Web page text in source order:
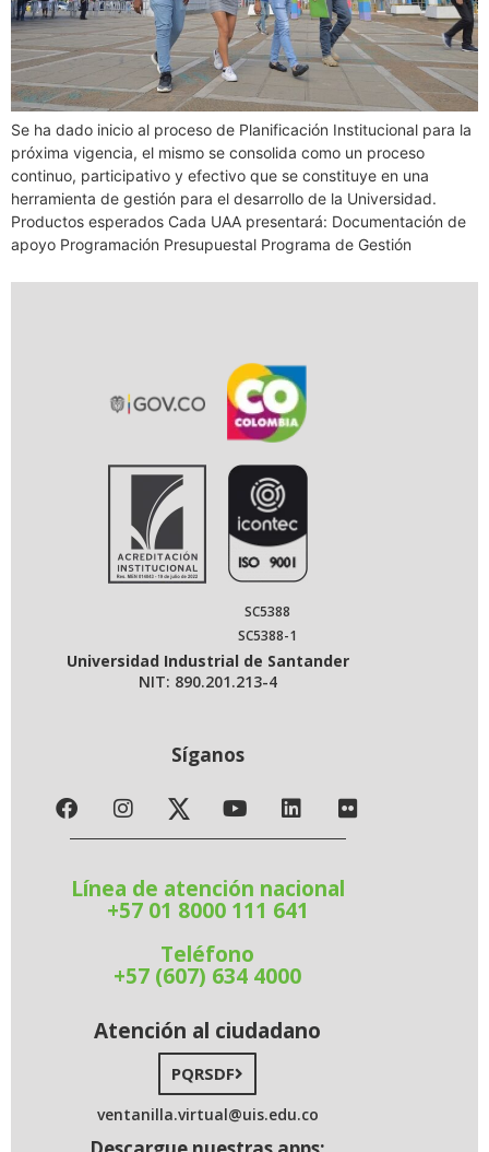
Se ha dado inicio al proceso de Planificación Institucional para la
próxima vigencia, el mismo se consolida como un proceso
continuo, participativo y efectivo que se constituye en una
herramienta de gestión para el desarrollo de la Universidad.
Productos esperados Cada UAA presentará: Documentación de
apoyo Programación Presupuestal Programa de Gestión